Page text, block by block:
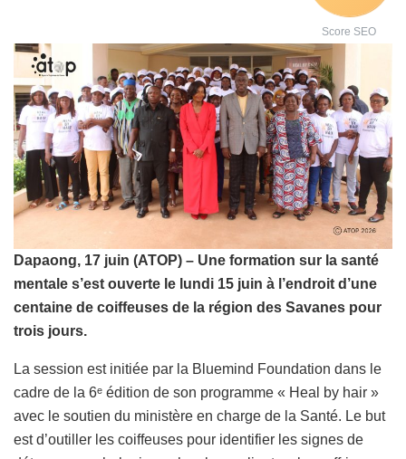
Score SEO
Dapaong, 17 juin (ATOP) – Une formation sur la santé
mentale s’est ouverte le lundi 15 juin à l’endroit d’une
centaine de coiffeuses de la région des Savanes pour
trois jours.
La session est initiée par la Bluemind Foundation dans le
cadre de la 6ᵉ édition de son programme « Heal by hair »
avec le soutien du ministère en charge de la Santé. Le but
est d’outiller les coiffeuses pour identifier les signes de